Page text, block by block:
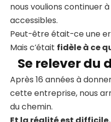
nous voulions continuer
accessibles.
Peut-être était-ce une
Mais c’était fidèle à ce
Se relever du
Après 16 années à
cette entreprise, nous
du chemin.